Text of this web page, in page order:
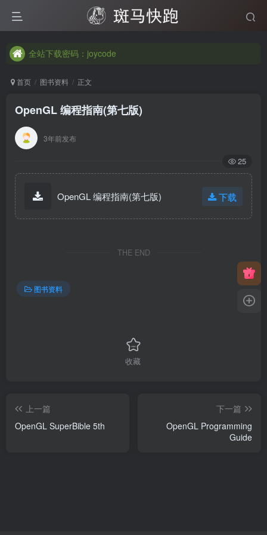
全站下载密码：joycode
全站下载密码：joycode
全站下载密码：joycode
首页 图书资料 正文
OpenGL 编程指南(第七版)
3年前发布
25
OpenGL 编程指南(第七版) 下载
THE END
图书资料
收藏
上一篇
OpenGL SuperBible 5th
下一篇
OpenGL Programming
Guide